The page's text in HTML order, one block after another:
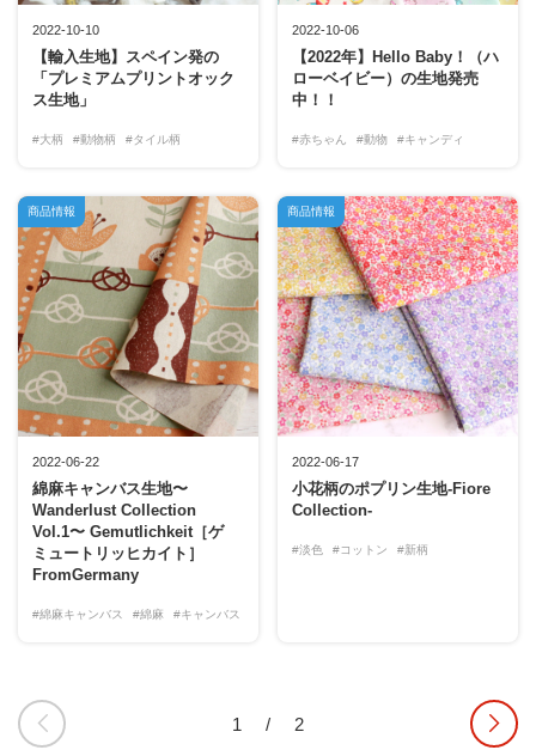
2022-10-10
【輸入生地】スペイン発の
「プレミアムプリントオック
ス生地」
#大柄 #動物柄 #タイル柄
2022-10-06
【2022年】Hello Baby！（ハ
ローベイビー）の生地発売
中！！
#赤ちゃん #動物 #キャンディ
2022-06-22
綿麻キャンバス生地〜
Wanderlust Collection
Vol.1〜 Gemutlichkeit［ゲ
ミュートリッヒカイト］
FromGermany
#綿麻キャンバス #綿麻 #キャンバス
商品情報
2022-06-17
小花柄のポプリン生地-Fiore
Collection-
#淡色 #コットン #新柄
商品情報
1 / 2